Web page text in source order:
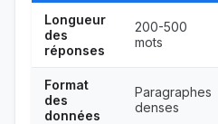
Longueur
des
réponses
200-500
mots
Format
des
données
Paragraphes
denses